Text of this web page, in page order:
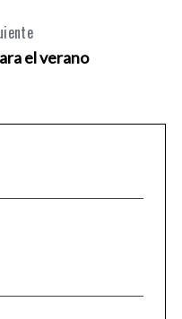
el verano